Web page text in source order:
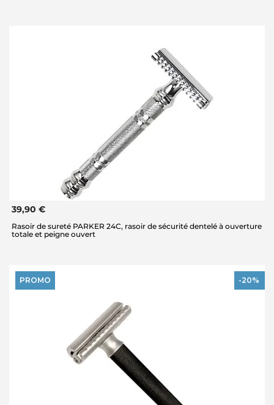
39,90 €
Rasoir de sureté PARKER 24C, rasoir de sécurité dentelé à ouverture
totale et peigne ouvert
PROMO -20%